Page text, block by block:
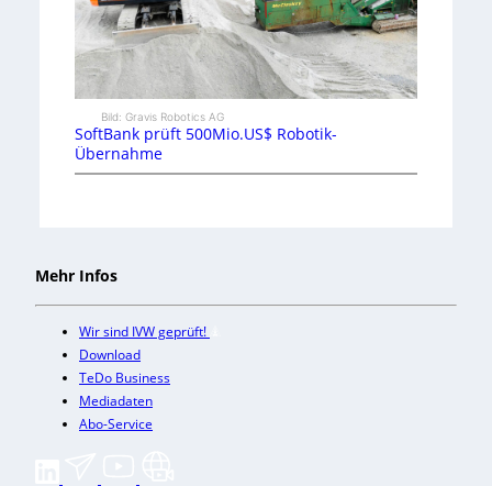
Bild: Gravis Robotics AG
SoftBank prüft 500Mio.US$ Robotik-
Übernahme
Mehr Infos
Wir sind IVW geprüft!
Download
TeDo Business
Mediadaten
Abo-Service